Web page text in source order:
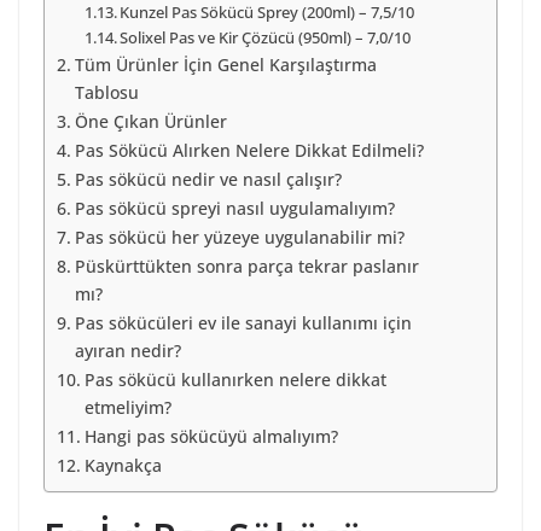
Kunzel Pas Sökücü Sprey (200ml) – 7,5/10
Solixel Pas ve Kir Çözücü (950ml) – 7,0/10
Tüm Ürünler İçin Genel Karşılaştırma
Tablosu
Öne Çıkan Ürünler
Pas Sökücü Alırken Nelere Dikkat Edilmeli?
Pas sökücü nedir ve nasıl çalışır?
Pas sökücü spreyi nasıl uygulamalıyım?
Pas sökücü her yüzeye uygulanabilir mi?
Püskürttükten sonra parça tekrar paslanır
mı?
Pas sökücüleri ev ile sanayi kullanımı için
ayıran nedir?
Pas sökücü kullanırken nelere dikkat
etmeliyim?
Hangi pas sökücüyü almalıyım?
Kaynakça